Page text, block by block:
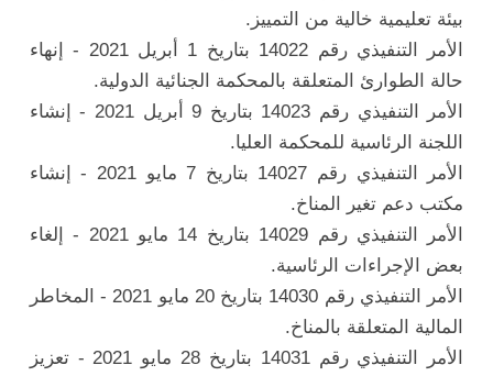
بيئة تعليمية خالية من التمييز.
الأمر التنفيذي رقم 14022 بتاريخ 1 أبريل 2021 - إنهاء
حالة الطوارئ المتعلقة بالمحكمة الجنائية الدولية.
الأمر التنفيذي رقم 14023 بتاريخ 9 أبريل 2021 - إنشاء
اللجنة الرئاسية للمحكمة العليا.
الأمر التنفيذي رقم 14027 بتاريخ 7 مايو 2021 - إنشاء
مكتب دعم تغير المناخ.
الأمر التنفيذي رقم 14029 بتاريخ 14 مايو 2021 - إلغاء
بعض الإجراءات الرئاسية.
الأمر التنفيذي رقم 14030 بتاريخ 20 مايو 2021 - المخاطر
المالية المتعلقة بالمناخ.
الأمر التنفيذي رقم 14031 بتاريخ 28 مايو 2021 - تعزيز